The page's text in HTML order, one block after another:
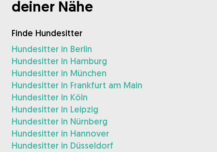
deiner Nähe
Finde Hundesitter
Hundesitter in Berlin
Hundesitter in Hamburg
Hundesitter in München
Hundesitter in Frankfurt am Main
Hundesitter in Köln
Hundesitter in Leipzig
Hundesitter in Nürnberg
Hundesitter in Hannover
Hundesitter in Düsseldorf